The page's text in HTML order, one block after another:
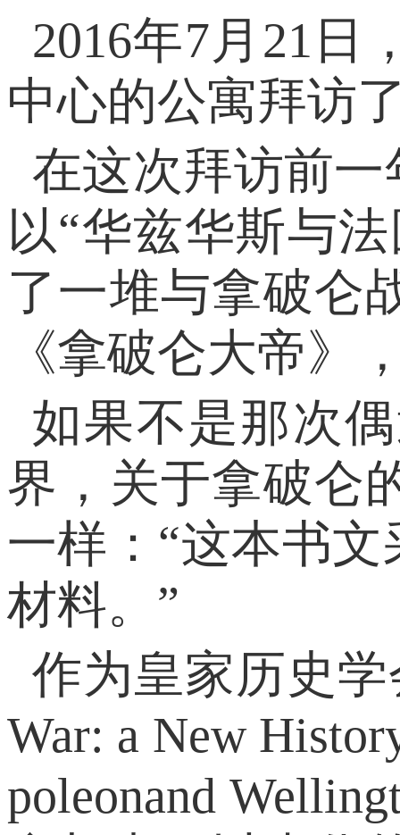
2016年7月21
中心的公寓拜访
在这次拜访前
以“华兹华斯与
了一堆与拿破仑
《拿破仑大帝》
如果不是那次
界，关于拿破仑
一样：“这本书
材料。”
作为皇家历史学
War: a New
poleonand